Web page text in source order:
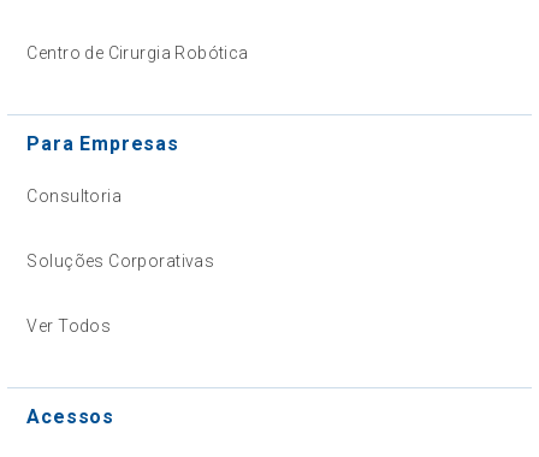
Centro de Cirurgia Robótica
Para Empresas
Consultoria
Soluções Corporativas
Ver Todos
Acessos